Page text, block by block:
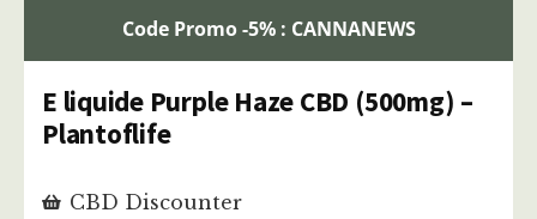
Code Promo -5% : CANNANEWS
E liquide Purple Haze CBD (500mg) –
Plantoflife
CBD Discounter